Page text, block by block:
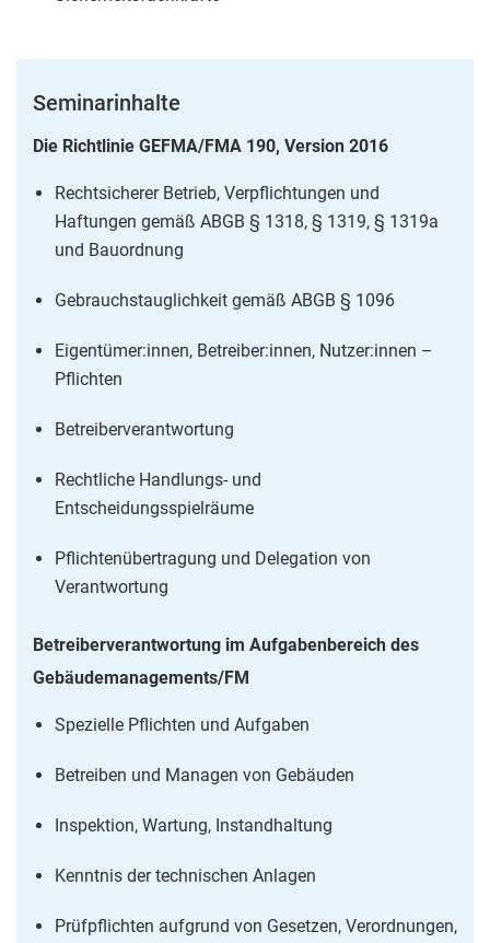
Seminarinhalte
Die Richtlinie GEFMA/FMA 190, Version 2016
Rechtsicherer Betrieb, Verpflichtungen und
Haftungen gemäß ABGB § 1318, § 1319, § 1319a
und Bauordnung
Gebrauchstauglichkeit gemäß ABGB § 1096
Eigentümer:innen, Betreiber:innen, Nutzer:innen –
Pflichten
Betreiberverantwortung
Rechtliche Handlungs- und
Entscheidungsspielräume
Pflichtenübertragung und Delegation von
Verantwortung
Betreiberverantwortung im Aufgabenbereich des
Gebäudemanagements/FM
Spezielle Pflichten und Aufgaben
Betreiben und Managen von Gebäuden
Inspektion, Wartung, Instandhaltung
Kenntnis der technischen Anlagen
Prüfpflichten aufgrund von Gesetzen, Verordnungen,